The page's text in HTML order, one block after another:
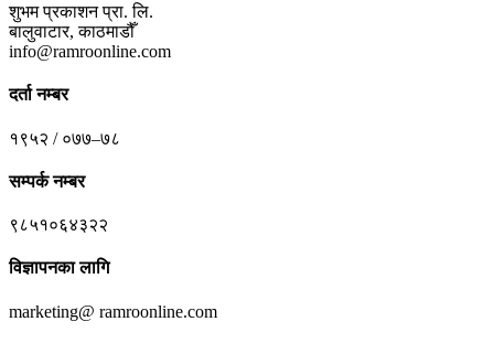
शुभम प्रकाशन प्रा. लि.
बालुवाटार, काठमाडौँ
info@ramroonline.com
दर्ता नम्बर
१९५२ / ०७७–७८
सम्पर्क नम्बर
९८५१०६४३२२
विज्ञापनका लागि
marketing@ ramroonline.com